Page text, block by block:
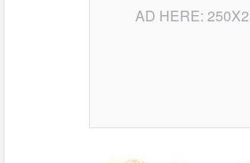
AD HERE: